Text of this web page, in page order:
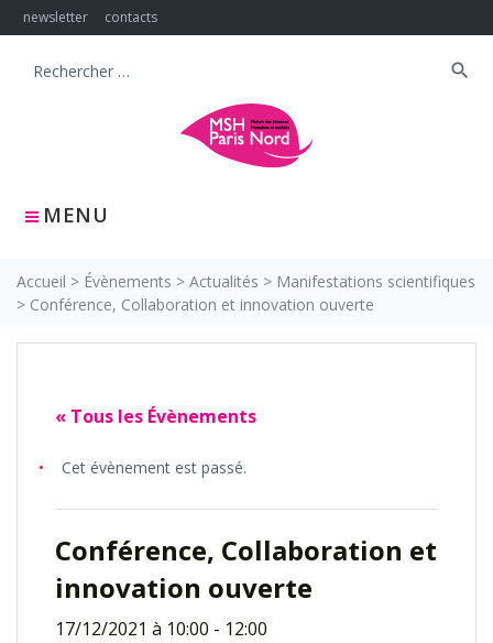
Skip
to
newsletter contacts
MENU
Search
search
Accueil > Évènements > Actualités > Manifestations scientifiques
> Conférence, Collaboration et innovation ouverte
« Tous les Évènements
Cet évènement est passé.
Conférence, Collaboration et
innovation ouverte
17/12/2021 à 10:00 - 12:00